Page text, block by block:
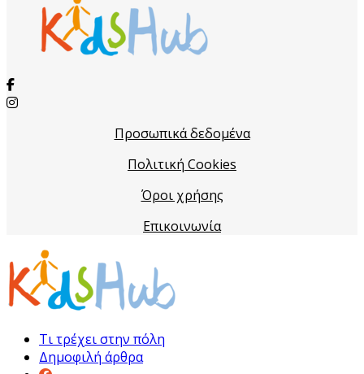
Προσωπικά δεδομένα
Πολιτική Cookies
Όροι χρήσης
Επικοινωνία
Τι τρέχει στην πόλη
Δημοφιλή άρθρα